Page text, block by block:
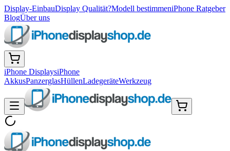
Display-EinbauDisplay Qualität?Modell bestimmeniPhone Ratgeber
BlogÜber uns
iPhone DisplaysiPhone
AkkusPanzerglasHüllenLadegeräteWerkzeug